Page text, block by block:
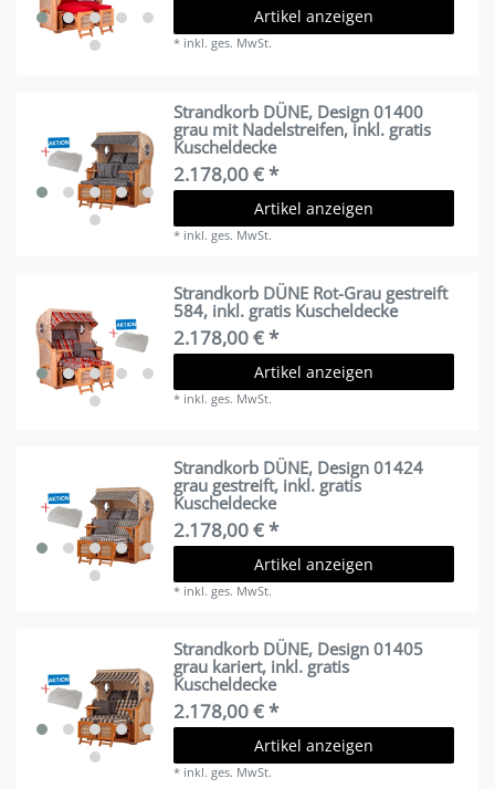
Artikel anzeigen
* inkl. ges. MwSt.
Strandkorb DÜNE, Design 01400
grau mit Nadelstreifen, inkl. gratis
Kuscheldecke
2.178,00 € *
Artikel anzeigen
* inkl. ges. MwSt.
Strandkorb DÜNE Rot-Grau gestreift
584, inkl. gratis Kuscheldecke
2.178,00 € *
Artikel anzeigen
* inkl. ges. MwSt.
Strandkorb DÜNE, Design 01424
grau gestreift, inkl. gratis
Kuscheldecke
2.178,00 € *
Artikel anzeigen
* inkl. ges. MwSt.
Strandkorb DÜNE, Design 01405
grau kariert, inkl. gratis
Kuscheldecke
2.178,00 € *
Artikel anzeigen
* inkl. ges. MwSt.